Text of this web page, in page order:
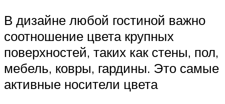
В дизайне любой гостиной важно
соотношение цвета крупных
поверхностей, таких как стены, пол,
мебель, ковры, гардины. Это самые
активные носители цвета